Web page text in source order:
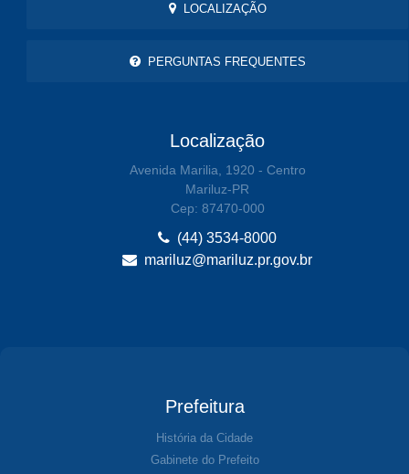
LOCALIZAÇÃO
PERGUNTAS FREQUENTES
Localização
Avenida Marilia, 1920 - Centro
Mariluz-PR
Cep: 87470-000
(44) 3534-8000
mariluz@mariluz.pr.gov.br
Prefeitura
História da Cidade
Gabinete do Prefeito